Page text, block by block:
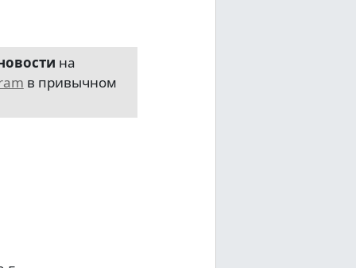
на
в привычном